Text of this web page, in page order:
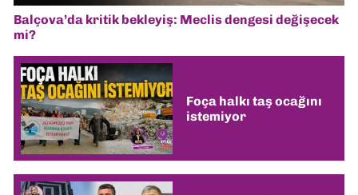
Balçova’da kritik bekleyiş: Meclis dengesi değişecek
mi?
Foça halkı taş ocağını
istemiyor